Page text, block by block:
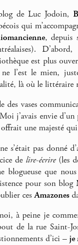
de Luc Jodoin,
qui
, depuis
est plus
l’est le mien,
là où le littéraire
des vases
j’avais envie
offrait une majesté
s’était pas donné
de lire-écrire(les
blogueuse que
pour son blog
cesAmazones
à peine je
de la rue Saint-
d’ici – je